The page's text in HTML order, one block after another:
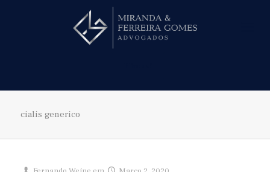
cialis generico